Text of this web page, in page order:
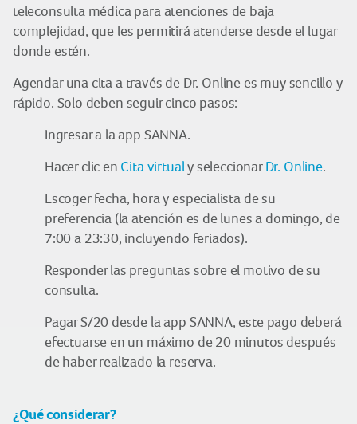
teleconsulta médica para atenciones de baja
complejidad, que les permitirá atenderse desde el lugar
donde estén.
Agendar una cita a través de Dr. Online es muy sencillo y
rápido. Solo deben seguir cinco pasos:
Ingresar a la app SANNA.
Hacer clic en Cita virtualy seleccionar Dr. Online.
Escoger fecha, hora y especialista de su
preferencia (la atención es de lunes a domingo, de
7:00 a 23:30, incluyendo feriados).
Responder las preguntas sobre el motivo de su
consulta.
Pagar S/20 desde la app SANNA, este pago deberá
efectuarse en un máximo de 20 minutos después
de haber realizado la reserva.
¿Qué considerar?